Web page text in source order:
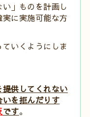
い」ものを計画し
実に実施可能な方
いくようにしま
供してくれない
いを拒んだりす
です。